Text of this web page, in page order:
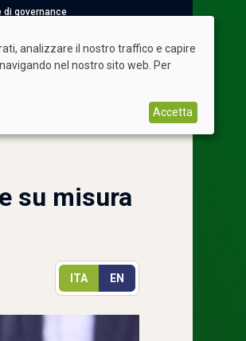
di governance
Abbonamenti Login
su misura
ITA EN
analizzare il nostro traffico e capire
nel nostro sito web. Per
Accetta